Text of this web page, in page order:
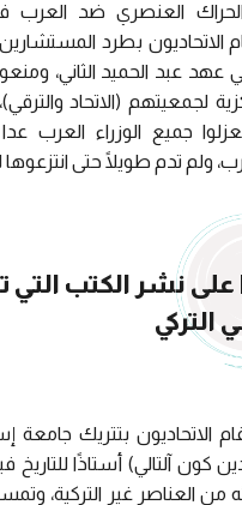
العنصري ضد العرب في
الاتحاديون بطرد
في عهد عبد الحميد الثاني،
لجمعيتهم (الاتحاد
جميع الوزراء العرب عدا
ولم تدم طويلًا حتى انتزعوها
على نشر الكتب التي
التركي
الاتحاديون بتتريك جامعة
كون آلتالي) أستاذًا للتاريخ
من العناصر غير التركية،